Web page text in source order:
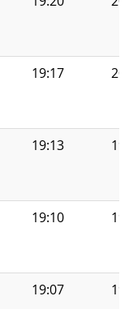
19:17
19:13
19:10
19:07